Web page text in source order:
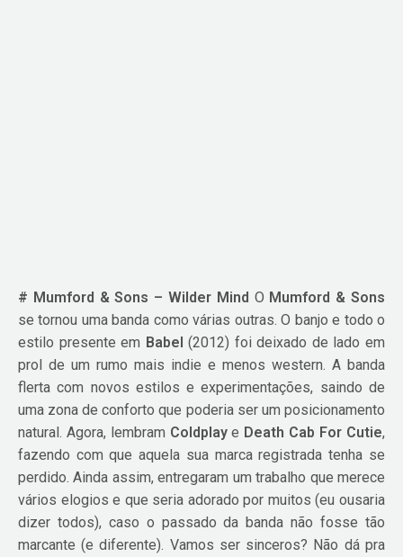
# Mumford & Sons – Wilder Mind O Mumford & Sons
se tornou uma banda como várias outras. O banjo e todo o
estilo presente em Babel (2012) foi deixado de lado em
prol de um rumo mais indie e menos western. A banda
flerta com novos estilos e experimentações, saindo de
uma zona de conforto que poderia ser um posicionamento
natural. Agora, lembram Coldplaye Death Cab For Cutie,
fazendo com que aquela sua marca registrada tenha se
perdido. Ainda assim, entregaram um trabalho que merece
vários elogios e que seria adorado por muitos (eu ousaria
dizer todos), caso o passado da banda não fosse tão
marcante (e diferente). Vamos ser sinceros? Não dá pra